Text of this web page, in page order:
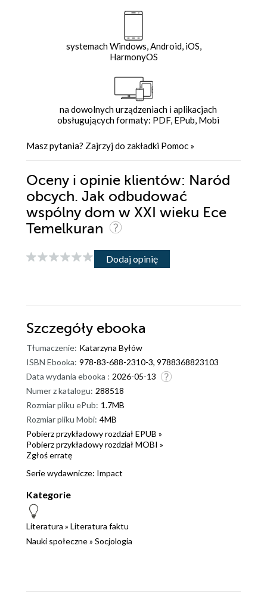
systemach Windows, Android, iOS,
HarmonyOS
na dowolnych urządzeniach i aplikacjach
obsługujących formaty: PDF, EPub, Mobi
Masz pytania? Zajrzyj do zakładki Pomoc »
Oceny i opinie klientów: Naród
obcych. Jak odbudować
wspólny dom w XXI wieku Ece
Temelkuran
Dodaj opinię
Szczegóły ebooka
Tłumaczenie: Katarzyna Byłów
ISBN Ebooka: 978-83-688-2310-3, 9788368823103
Data wydania ebooka : 2026-05-13
Numer z katalogu: 288518
Rozmiar pliku ePub: 1.7MB
Rozmiar pliku Mobi: 4MB
Pobierz przykładowy rozdział EPUB »
Pobierz przykładowy rozdział MOBI »
Zgłoś erratę
Serie wydawnicze: Impact
Kategorie
Literatura » Literatura faktu
Nauki społeczne» Socjologia